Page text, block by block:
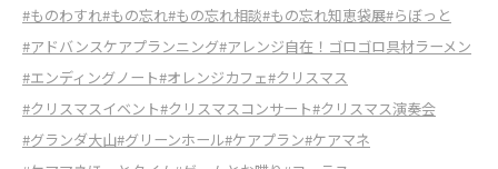
#ものわすれ#もの忘れ#もの忘れ相談#もの忘れ知恵袋展#らぼっと
#アドバンスケアプランニング#アレンジ自在！ゴロゴロ具材ラーメン
#エンディングノート#オレンジカフェ#クリスマス
#クリスマスイベント#クリスマスコンサート#クリスマス演奏会
#グランダ大山#グリーンホール#ケアプラン#ケアマネ